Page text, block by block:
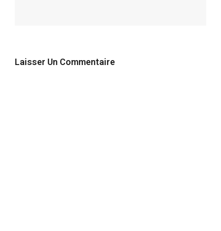
Laisser Un Commentaire